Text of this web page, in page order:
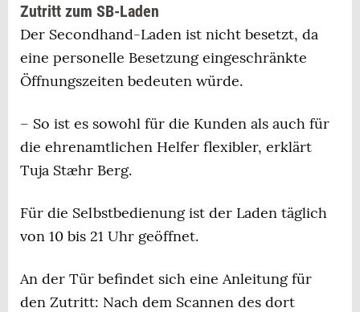
Zutritt zum SB-Laden
Der Secondhand-Laden ist nicht besetzt, da
eine personelle Besetzung eingeschränkte
Öffnungszeiten bedeuten würde.
– So ist es sowohl für die Kunden als auch für
die ehrenamtlichen Helfer flexibler, erklärt
Tuja Stæhr Berg.
Für die Selbstbedienung ist der Laden täglich
von 10 bis 21 Uhr geöffnet.
An der Tür befindet sich eine Anleitung für
den Zutritt: Nach dem Scannen des dort